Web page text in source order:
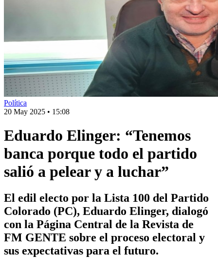
Política
20 May 2025 • 15:08
Eduardo Elinger: “Tenemos
banca porque todo el partido
salió a pelear y a luchar”
El edil electo por la Lista 100 del Partido
Colorado (PC), Eduardo Elinger, dialogó
con la Página Central de la Revista de
FM GENTE sobre el proceso electoral y
sus expectativas para el futuro.